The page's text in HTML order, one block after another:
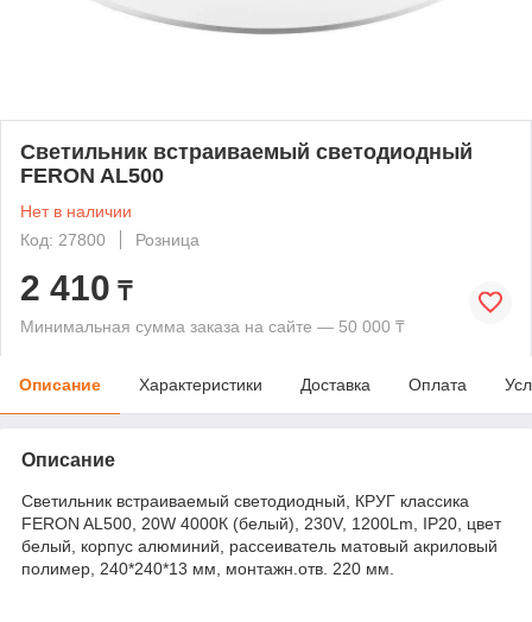
Светильник встраиваемый светодиодный
FERON AL500
Нет в наличии
Код: 27800
Розница
2 410 ₸
Минимальная сумма заказа на сайте — 50 000 ₸
Описание Характеристики Доставка Оплата
Описание
Светильник встраиваемый светодиодный, КРУГ классика
FERON AL500, 20W 4000К (белый), 230V, 1200Lm, IP20, цвет
белый, корпус алюминий, рассеиватель матовый акриловый
полимер, 240*240*13 мм, монтажн.отв. 220 мм.